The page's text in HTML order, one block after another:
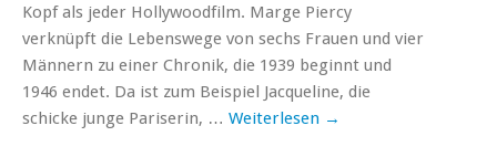
Kopf als jeder Hollywoodfilm. Marge Piercy
verknüpft die Lebenswege von sechs Frauen und vier
Männern zu einer Chronik, die 1939 beginnt und
1946 endet. Da ist zum Beispiel Jacqueline, die
schicke junge Pariserin, … Weiterlesen →